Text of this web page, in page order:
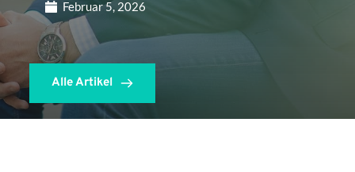
Februar 5, 2026
Alle Artikel